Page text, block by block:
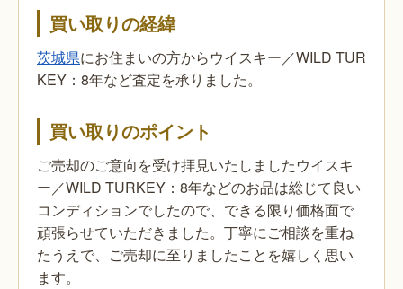
買い取りの経緯
茨城県にお住まいの方からウイスキー／WILD TUR
KEY：8年など査定を承りました。
買い取りのポイント
ご売却のご意向を受け拝見いたしましたウイスキ
ー／WILD TURKEY：8年などのお品は総じて良い
コンディションでしたので、できる限り価格面で
頑張らせていただきました。丁寧にご相談を重ね
たうえで、ご売却に至りましたことを嬉しく思い
ます。